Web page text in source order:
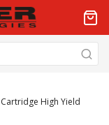
High Yield